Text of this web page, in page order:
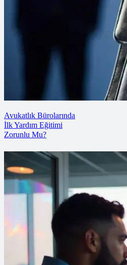
Avukatlık Bürolarında
İlk Yardım Eğitimi
Zorunlu Mu?